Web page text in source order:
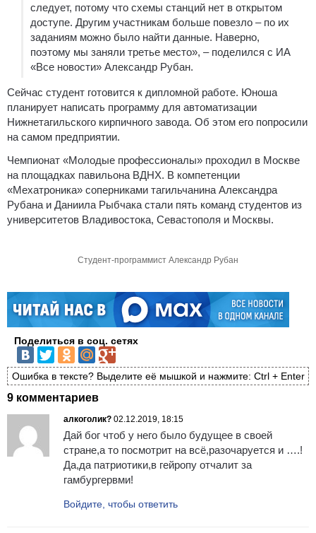
следует, потому что схемы станций нет в открытом
доступе. Другим участникам больше повезло – по их
заданиям можно было найти данные. Наверно,
поэтому мы заняли третье место», – поделился с ИА
«Все новости» Александр Рубан.
Сейчас студент готовится к дипломной работе. Юноша
планирует написать программу для автоматизации
Нижнетагильского кирпичного завода. Об этом его попросили
на самом предприятии.
Чемпионат «Молодые профессионалы» проходил в Москве
на площадках павильона ВДНХ. В компетенции
«Мехатроника» соперниками тагильчанина Александра
Рубана и Даниила Рыбчака стали пять команд студентов из
университетов Владивостока, Севастополя и Москвы.
Студент-программист Александр Рубан
Поделиться в соц. сетях
Ошибка в тексте? Выделите её мышкой и нажмите: Ctrl + Enter
9 комментариев
алкоголик? 02.12.2019, 18:15
Дай бог чтоб у него было будущее в своей
стране,а то посмотрит на всё,разочаруется и ….!
Да,да патриотики,в гейропу отчалит за
гамбургервми!
Войдите, чтобы ответить